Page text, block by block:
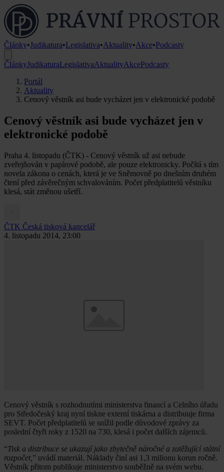
Články•Judikatura•Legislativa•Aktuality•Akce•Podcasty
ČlánkyJudikaturaLegislativaAktualityAkcePodcasty
Portál
Aktuality
Cenový věstník asi bude vycházet jen v elektronické podobě
Cenový věstník asi bude vycházet jen v
elektronické podobě
Praha 4. listopadu (ČTK) - Cenový věstník už asi nebude
zveřejňován v papírové podobě, ale pouze elektronicky. Počítá s tím
novela zákona o cenách, která je ve Sněmovně po dnešním druhém
čtení před závěrečným schvalováním. Počet předplatitelů věstníku
klesá, stát změnou ušetří.
ČTK Česká tisková kancelář
4. listopadu 2014, 23:00
Cenový věstník s rozhodnutími ministerstva financí a Celního úřadu
pro Středočeský kraj nyní tiskne externí tiskárna a distribuuje firma
SEVT. Počet předplatitelů se snížil podle důvodové zprávy za
poslední čtyři roky z 1520 na 730, klesá i počet dalších zájemců.
“Tisk a distribuce se ukazují jako zbytečně náročné a zatěžující státní
rozpočet, ” uvádí materiál. Náklady činí asi 1,3 milionu korun ročně.
Věstník přitom publikuje ministerstvo souběžně na svém webu.